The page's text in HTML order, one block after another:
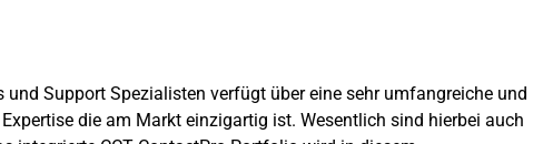
Support Spezialisten verfügt über eine sehr umfangreiche und
die am Markt einzigartig ist. Wesentlich sind hierbei auch